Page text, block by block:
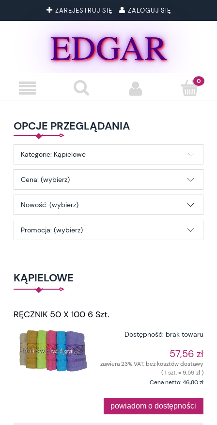
ZAREJESTRUJ SIĘ ZALOGUJ SIĘ
EDGAR
OPCJE PRZEGLĄDANIA
Kategorie: Kąpielowe
Cena: (wybierz)
Nowość: (wybierz)
Promocja: (wybierz)
KĄPIELOWE
RĘCZNIK 50 X 100 6 Szt.
Dostępność: brak towaru
57,56 zł
zawiera 23% VAT, bez kosztów dostawy
( 1 szt. = 9,59 zł )
Cena netto:46,80 zł
powiadom o dostępności